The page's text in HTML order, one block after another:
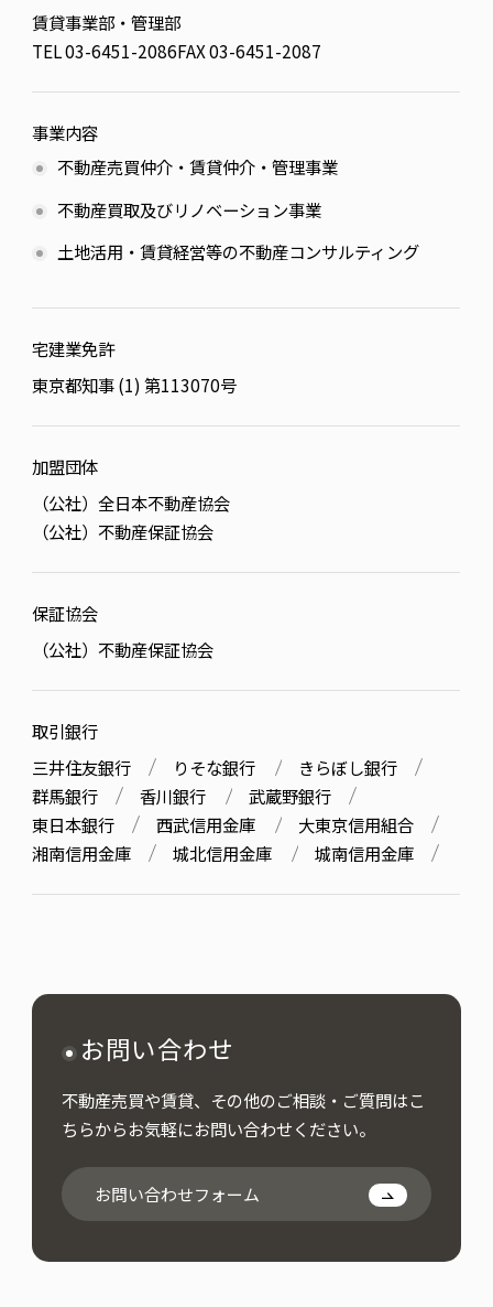
賃貸事業部・管理部
TEL03-6451-2086FAX 03-6451-2087
事業内容
不動産売買仲介・賃貸仲介・管理事業
不動産買取及びリノベーション事業
土地活用・賃貸経営等の不動産コンサルティング
宅建業免許
東京都知事 (1) 第113070号
加盟団体
（公社）全日本不動産協会
（公社）不動産保証協会
保証協会
（公社）不動産保証協会
取引銀行
三井住友銀行
りそな銀行
きらぼし銀行
群馬銀行
香川銀行
武蔵野銀行
東日本銀行
西武信用金庫
大東京信用組合
湘南信用金庫
城北信用金庫 城南信用金庫
お問い合わせ
不動産売買や賃貸、その他のご相談・ご質問はこ
ちらからお気軽にお問い合わせください。
お問い合わせフォーム